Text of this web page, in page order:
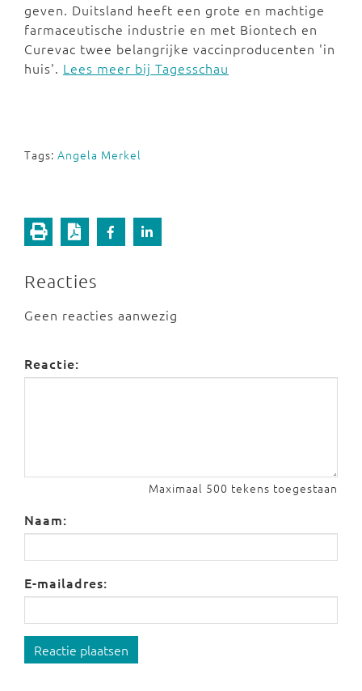
geven. Duitsland heeft een grote en machtige
farmaceutische industrie en met Biontech en
Curevac twee belangrijke vaccinproducenten 'in
huis'. Lees meer bij Tagesschau
Tags: Angela Merkel
Reacties
Geen reacties aanwezig
Reactie:
Maximaal 500 tekens toegestaan
Naam:
E-mailadres:
Reactie plaatsen